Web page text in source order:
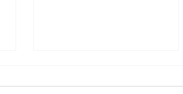
• 서대석 목자 단기 선교 8월 1일부